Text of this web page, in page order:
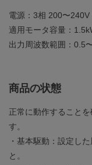
電源：3相 200〜
適用モータ容量：
出力周波数範囲：0.5
商品の状態
正常に動作すること
す。
・基本駆動：設定し
と。